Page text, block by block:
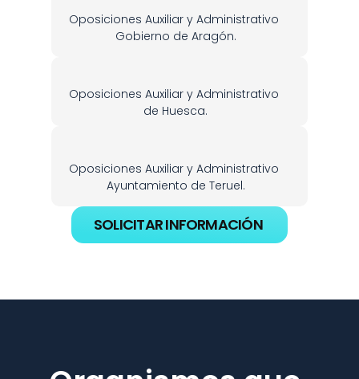
Oposiciones Auxiliar y Administrativo
Gobierno de Aragón.
Oposiciones Auxiliar y Administrativo
de Huesca.
Oposiciones Auxiliar y Administrativo
Ayuntamiento de Teruel.
SOLICITAR INFORMACIÓN